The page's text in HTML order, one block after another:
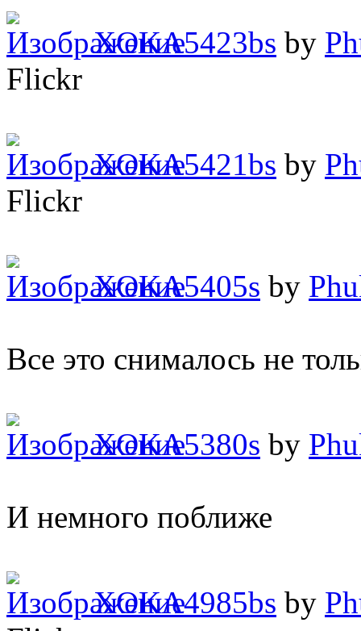
XOKA5423bs by
Flickr
XOKA5421bs by
Flickr
XOKA5405s by
Все это снималось не
XOKA5380s by
И немного поближе
XOKA4985bs by